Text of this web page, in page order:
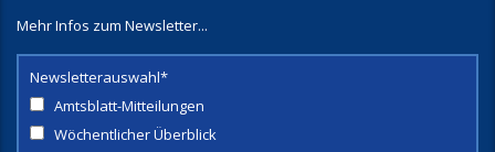
Mehr Infos zum Newsletter...
Newsletterauswahl*
Amtsblatt-Mitteilungen
Wöchentlicher Überblick